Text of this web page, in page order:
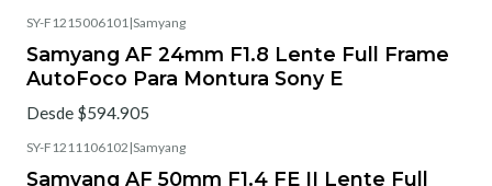
SY-F1215006101|Samyang
Samyang AF 24mm F1.8 Lente Full Frame
AutoFoco Para Montura Sony E
Desde $594.905
SY-F1211106102 |Samyang
Samyang AF 50mm F1.4 FE II Lente Full